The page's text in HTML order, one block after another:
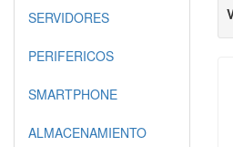
SERVIDORES
PERIFERICOS
SMARTPHONE
ALMACENAMIENTO